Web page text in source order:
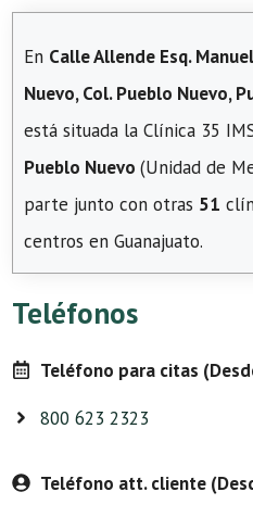
En Calle Allende Esq.
Nuevo, Col. Pueblo Nuevo,
está situada la Clínica 35
Pueblo Nuevo (Unidad de
parte junto con otras 51
centros en Guanajuato.
Teléfonos
Teléfono para citas
800 623 2323
Teléfono att. cliente